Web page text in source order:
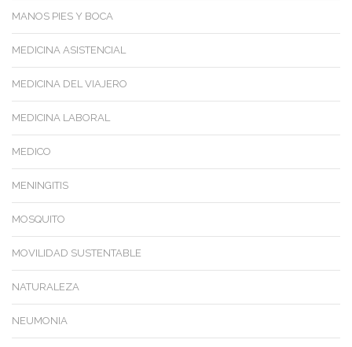
MANOS PIES Y BOCA
MEDICINA ASISTENCIAL
MEDICINA DEL VIAJERO
MEDICINA LABORAL
MEDICO
MENINGITIS
MOSQUITO
MOVILIDAD SUSTENTABLE
NATURALEZA
NEUMONIA